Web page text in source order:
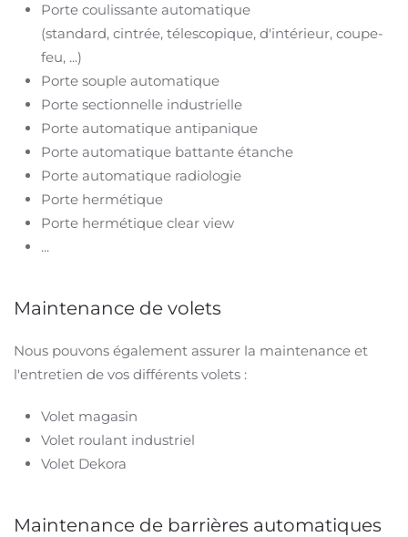
Porte coulissante automatique
(standard, cintrée, télescopique, d'intérieur, coupe-
feu, ...)
Porte souple automatique
Porte sectionnelle industrielle
Porte automatique antipanique
Porte automatique battante étanche
Porte automatique radiologie
Porte hermétique
Porte hermétique clear view
...
Maintenance de volets
Nous pouvons également assurer la maintenance et
l'entretien de vos différents volets :
Volet magasin
Volet roulant industriel
Volet Dekora
Maintenance de barrières automatiques